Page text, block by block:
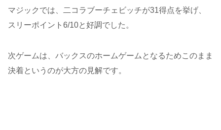
マジックでは、二コラブーチェビッチが31得点を挙げ、
スリーポイント6/10と好調でした。
次ゲームは、バックスのホームゲームとなるためこのまま
決着というのが大方の見解です。